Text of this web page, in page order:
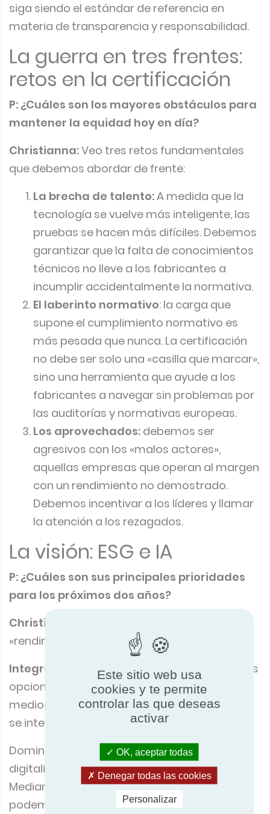
siga siendo el estándar de referencia en
materia de transparencia y responsabilidad.
La guerra en tres frentes:
retos en la certificación
P: ¿Cuáles son los mayores obstáculos para
mantener la equidad hoy en día?
Christianna:Veo tres retos fundamentales
que debemos abordar de frente:
La brecha de talento:A medida que la
tecnología se vuelve más inteligente, las
pruebas se hacen más difíciles. Debemos
garantizar que la falta de conocimientos
técnicos no lleve a los fabricantes a
incumplir accidentalmente la normativa.
El laberinto normativo: la carga que
supone el cumplimiento normativo es
más pesada que nunca. La certificación
no debe ser solo una «casilla que marcar»,
sino una herramienta que ayude a los
fabricantes a navegar sin problemas por
las auditorías y normativas europeas.
Los aprovechados: debemos ser
agresivos con los «malos actores»,
aquellas empresas que operan al margen
con un rendimiento no demostrado.
Debemos incentivar a los líderes y llamar
la atención a los rezagados.
La visión: ESG e IA
P: ¿Cuáles son sus principales prioridades
para los próximos dos años?
Christianna:
«rendimiento» al «propósito».
Integración de ESG:
La sostenibilidad ya no es
opcional. Quiero que los criterios
medioambientales, sociales y de gobernanza
se integren en el ADN de nuestra certificación.
Dominio digital: estoy impulsando la
digitalización total de los datos certificados.
Mediante el uso de herramientas de IA,
podemos transformar nuestro directorio de
Este sitio web usa
cookies y te permite
controlar las que deseas
activar
OK, aceptar todas
Denegar todas las cookies
Personalizar